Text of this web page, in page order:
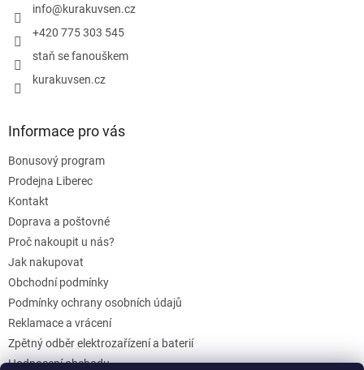
info@kurakuvsen.cz
+420 775 303 545
staň se fanouškem
kurakuvsen.cz
Informace pro vás
Bonusový program
Prodejna Liberec
Kontakt
Doprava a poštovné
Proč nakoupit u nás?
Jak nakupovat
Obchodní podmínky
Podmínky ochrany osobních údajů
Reklamace a vrácení
Zpětný odběr elektrozařízení a baterií
Hodnocení obchodu